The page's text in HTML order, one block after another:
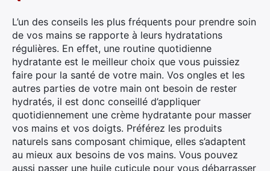
L’un des conseils les plus fréquents pour prendre soin
de vos mains se rapporte à leurs hydratations
régulières. En effet, une routine quotidienne
hydratante est le meilleur choix que vous puissiez
faire pour la santé de votre main. Vos ongles et les
autres parties de votre main ont besoin de rester
hydratés, il est donc conseillé d’appliquer
quotidiennement une crème hydratante pour masser
vos mains et vos doigts. Préférez les produits
naturels sans composant chimique, elles s’adaptent
au mieux aux besoins de vos mains. Vous pouvez
aussi passer une huile cuticule pour vous débarrasser